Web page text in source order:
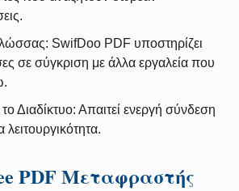
SwifDoo PDF υποστηρίζει
σε σύγκριση με άλλα εργαλεία που
Διαδίκτυο: Απαιτεί ενεργή σύνδεση
λειτουργικότητα.
PDF Μεταφραστής